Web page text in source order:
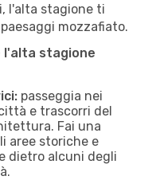
l'alta stagione ti
mozzafiato.
stagione
passeggia nei
e trascorri del
Fai una
aree storiche e
dietro alcuni degli